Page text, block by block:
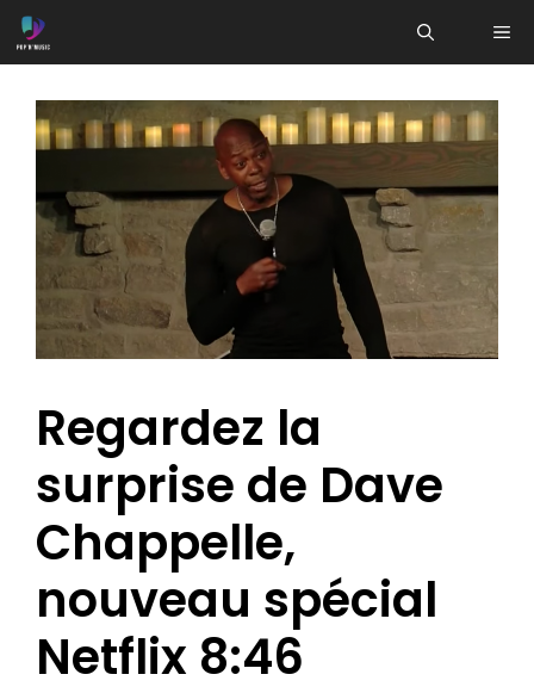
Aller
au
Regardez la
surprise de Dave
Chappelle,
nouveau spécial
Netflix 8:46